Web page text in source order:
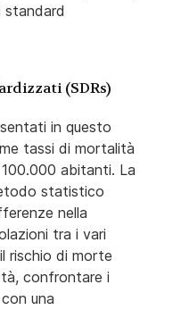
(SDRs)
in questo
tassi di mortalità
abitanti. La
statistico
nella
tra i vari
rischio di morte
confrontare i
una